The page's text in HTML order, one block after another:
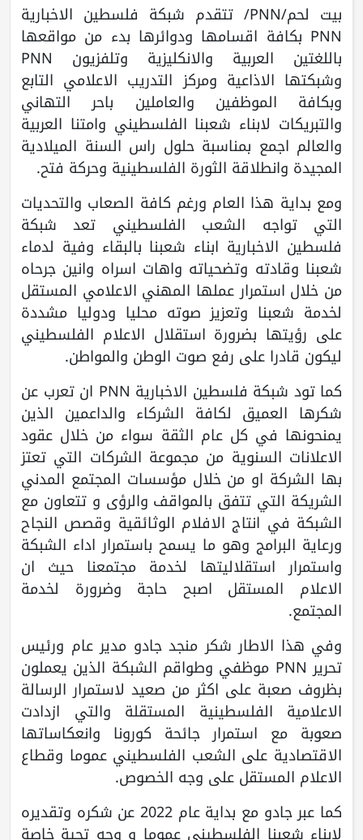
بيت لحم/PNN/ تتقدم شبكة فلسطين الاخبارية
PNN بكافة اقسامها ودوائرها بدء من مواقعها
باللغتين العربية والانكليزية وتلفزيون PNN
وشبكتها الاذاعية ومركز التدريب الاعلامي التابع
وبكافة الموظفين والعاملين باحر التهاني
والتبريكات لابناء شعبنا الفلسطيني وامتنا العربية
والعالم اجمع بمناسبة حلول راس السنة الميلادية
المجيدة وانطلاقة الثورة الفلسطينية وحركة فتح.
ومع بداية هذا العام ورغم كافة الصعاب والتحديات
التي تواجه الشعب الفلسطيني تعد شبكة
فلسطين الاخبارية ابناء شعبنا بالبقاء وفية لدماء
شعبنا وقادته وتضحياته واهات اسراه وانين جرحاه
من خلال استمرار عملها المهني الاعلامي المستقل
لخدمة شعبنا وتعزيز صوته محليا ودوليا مشددة
على رؤيتها بضرورة استقلال الاعلام الفلسطيني
ليكون قادرا على رفع صوت الوطن والمواطن.
كما تود شبكة فلسطين الاخبارية PNN ان تعرب عن
شكرها العميق لكافة الشركاء والداعمين الذين
يمنحونها في كل عام الثقة سواء من خلال عقود
الاعلانات السنوية من مجموعة الشركات التي تعتز
بها الشركة او من خلال مؤسسات المجتمع المدني
الشريكة التي تتفق بالمواقف والرؤى و تتعاون مع
الشبكة في انتاج الافلام الوثائقية وقصص النجاح
ورعاية البرامج وهو ما يسمح باستمرار اداء الشبكة
واستمرار استقلاليتها لخدمة مجتمعنا حيث ان
الاعلام المستقل اصبح حاجة وضرورة لخدمة
المجتمع.
وفي هذا الاطار شكر منجد جادو مدير عام ورئيس
تحرير PNN موظفي وطواقم الشبكة الذين يعملون
بظروف صعبة على اكثر من صعيد لاستمرار الرسالة
الاعلامية الفلسطينية المستقلة والتي ازدادت
صعوبة مع استمرار جائحة كورونا وانعكاساتها
الاقتصادية على الشعب الفلسطيني عموما وقطاع
الاعلام المستقل على وجه الخصوص.
كما عبر جادو مع بداية عام 2022 عن شكره وتقديره